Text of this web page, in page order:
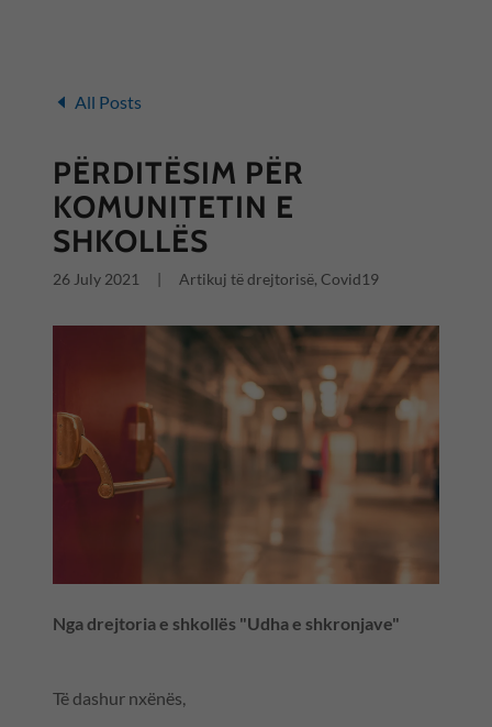
All Posts
PËRDITËSIM PËR
KOMUNITETIN E
SHKOLLËS
26 July 2021 Artikuj të drejtorisë, Covid19
Nga drejtoria e shkollës "Udha e shkronjave"
Të dashur nxënës,